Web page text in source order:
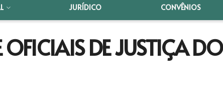
JURÍDICO CONVÊNIOS
DE JUSTIÇA DO